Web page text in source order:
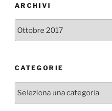
ARCHIVI
CATEGORIE
Categorie